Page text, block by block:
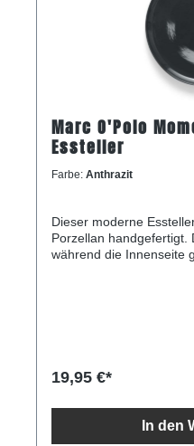
Marc O'Polo
Essteller
Farbe: Anthrazit
Dieser moderne
Porzellan handgefertigt.
während die Innenseite
19,95 €*
In den